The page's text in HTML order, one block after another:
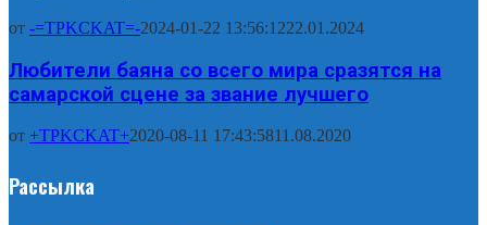
от -=TPKCKAT=-2024-01-22 13:56:1222.01.2024
Любители баяна со всего мира сразятся на
самарской сцене за звание лучшего
от +TPKCKAT+2020-08-11 17:43:5811.08.2020
Рассылка